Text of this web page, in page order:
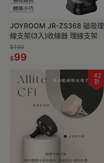
JOYROOM JR-ZS368 磁吸理
線支架(3入)收線器 理線支架
$199
$99
42
折